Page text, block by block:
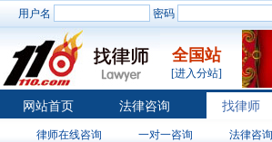
用户名 密码
全国站
[进入分站]
网站首页 法律咨询 找律师
律师在线咨询 一对一咨询 法律咨询